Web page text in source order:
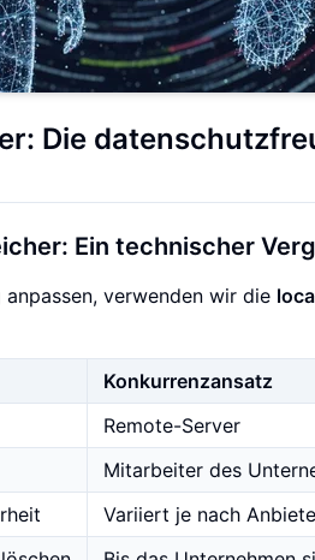
Die
Ein technischer
verwenden wir die
Konkurrenzansatz
Remote-Server
Mitarbeiter des
Variiert je nach